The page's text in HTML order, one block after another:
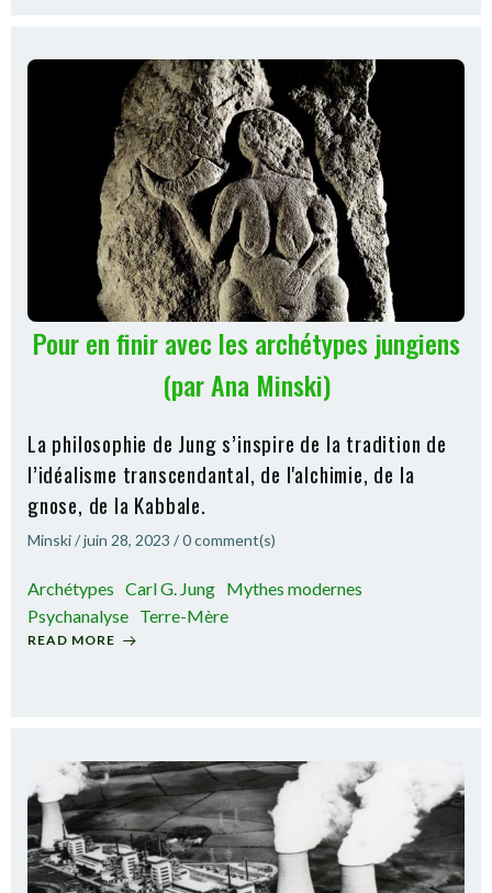
Pour en finir avec les archétypes jungiens
(par Ana Minski)
La philosophie de Jung s’inspire de la tradition de
l’idéalisme transcendantal, de l'alchimie, de la
gnose, de la Kabbale.
Minski/juin 28, 2023 /0comment(s)
Archétypes Carl G. Jung Mythes modernes
Psychanalyse Terre-Mère
READ MORE